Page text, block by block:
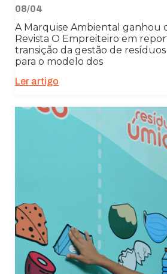
08/04
A Marquise Ambiental ganhou
Revista O Empreiteiro em
transição da gestão de resíduos
para o modelo dos
Ler artigo
o